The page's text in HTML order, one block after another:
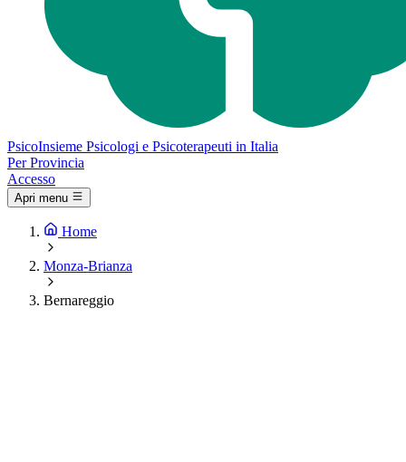
PsicoInsieme Psicologi e Psicoterapeuti in Italia
Per Provincia
Accesso
Apri menu
Home
Monza-Brianza
Bernareggio